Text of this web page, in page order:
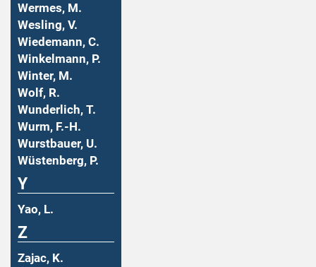
Wermes, M.
Wesling, V.
Wiedemann, C.
Winkelmann, P.
Winter, M.
Wolf, R.
Wunderlich, T.
Wurm, F.-H.
Wurstbauer, U.
Wüstenberg, P.
Y
Yao, L.
Z
Zajac, K.